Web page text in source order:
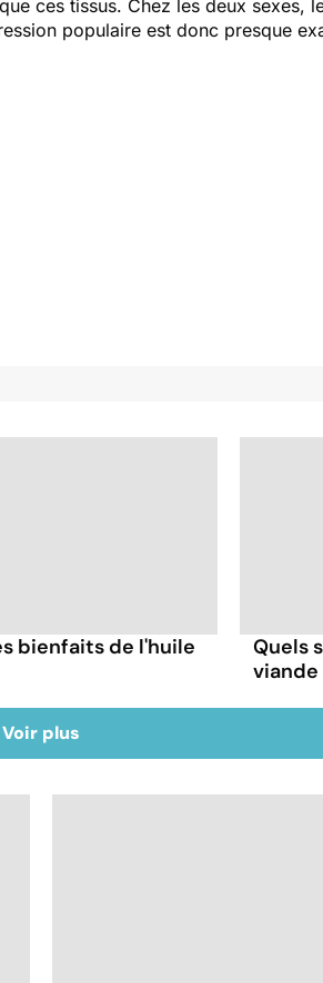
ces tissus. Chez les deux sexes,
populaire est donc presque
bienfaits de l'huile
Quels
viande
Voir plus